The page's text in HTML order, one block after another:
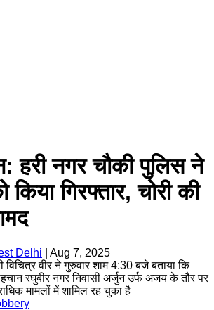
हरी नगर चौकी पुलिस ने
किया गिरफ्तार, चोरी की
Delhi
Aug 7, 2025
विचित्र वीर ने गुरुवार शाम 4:30 बजे बताया कि
रघुबीर नगर निवासी अर्जुन उर्फ अजय के तौर पर
मामलों में शामिल रह चुका है